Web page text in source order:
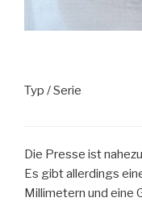
Typ / Serie
Die Presse ist
Es gibt allerdings
Millimetern und eine